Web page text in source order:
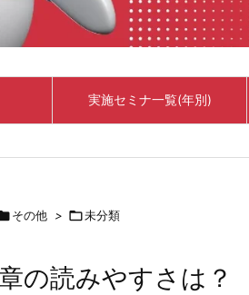
実施セミナ一覧(年別)
その他 > 未分類
の読みやすさは？